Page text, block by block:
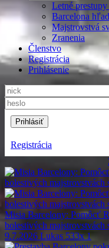
Letné
Barcelona
Majstrovstvá
Zranenia
Členstvo
Registrácia
Prihlásenie
Registrácia
Misia Barcelony: Pomôcť
bolestivých majstrovstvách
9.7.2026 Lukas 533x 1